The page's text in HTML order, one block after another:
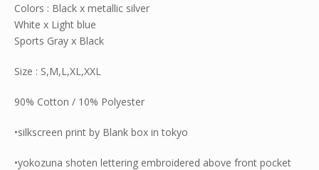
Colors : Black x metallic silver
White x Light blue
Sports Gray x Black
Size : S,M,L,XL,XXL
90% Cotton / 10% Polyester
•silkscreen print by Blank box in tokyo
•yokozuna shoten lettering embroidered above front pocket